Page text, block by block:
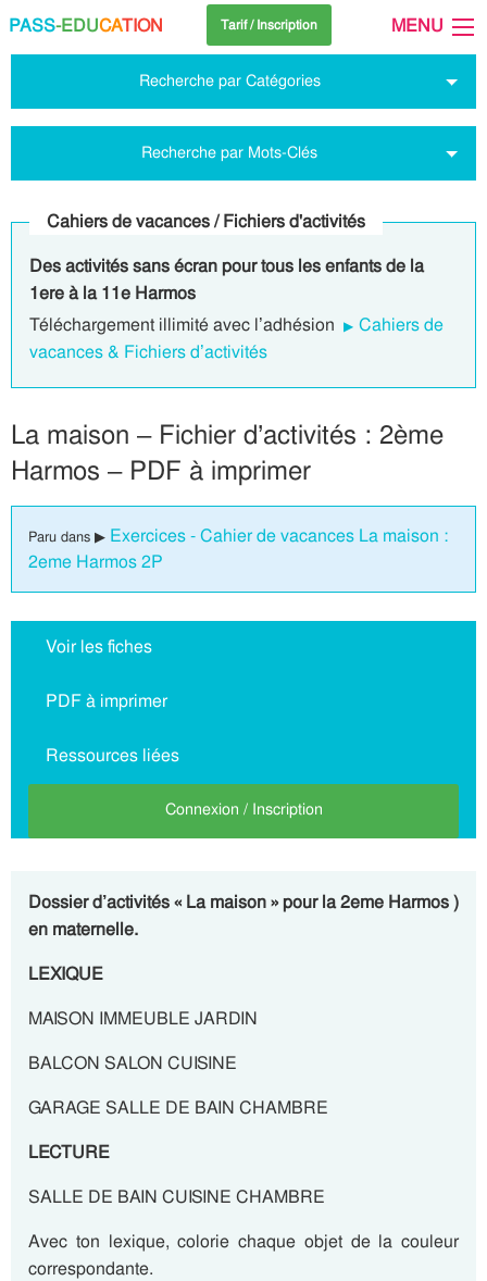
PASS-EDUCATION Tarif / Inscription MENU
Recherche par Catégories
Recherche par Mots-Clés
Cahiers de vacances / Fichiers d'activités
Des activités sans écran pour tous les enfants de la
1ere à la 11e Harmos
Téléchargement illimité avec l’adhésion
Cahiers de
vacances & Fichiers d’activités
La maison – Fichier d’activités : 2ème
Harmos – PDF à imprimer
Paru dans ▶ Exercices - Cahier de vacances La maison :
2eme Harmos 2P
Voir les fiches
PDF à imprimer
Ressources liées
Connexion / Inscription
Dossier d’activités « La maison » pour la 2eme Harmos )
en maternelle.
LEXIQUE
MAISON IMMEUBLE JARDIN
BALCON SALON CUISINE
GARAGE SALLE DE BAIN CHAMBRE
LECTURE
SALLE DE BAIN CUISINE CHAMBRE
Avec ton lexique, colorie chaque objet de la couleur
correspondante.